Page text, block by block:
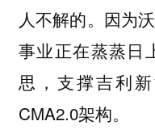
人不解的。因为
事业正在蒸蒸日
思，支撑吉利
CMA2.0架构。